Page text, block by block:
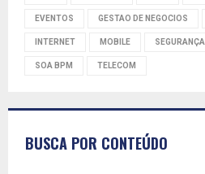
EVENTOS GESTAO DE NEGOCIOS
INTERNET MOBILE SEGURANÇA
SOA BPM TELECOM
BUSCA POR CONTEÚDO